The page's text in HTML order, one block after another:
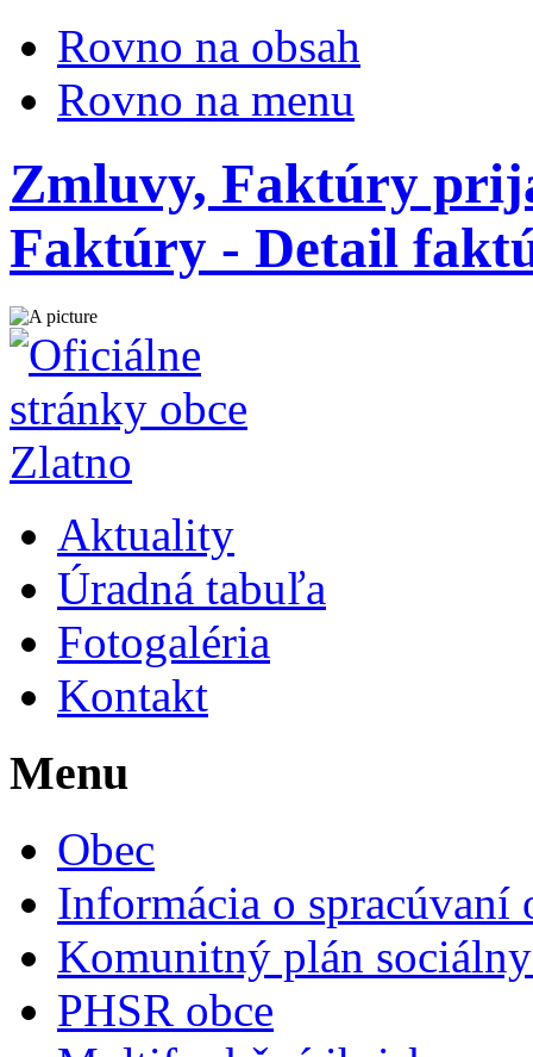
Rovno na obsah
Rovno na menu
Zmluvy, Faktúry
Faktúry - Detail
Aktuality
Úradná tabuľa
Fotogaléria
Kontakt
Menu
Obec
Informácia o spracúvaní
Komunitný plán
PHSR obce